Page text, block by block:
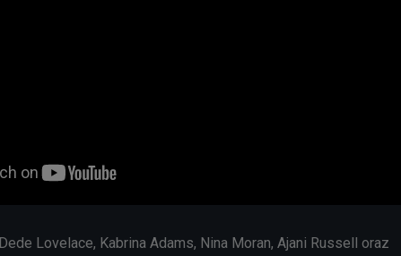
Dede Lovelace, Kabrina Adams, Nina Moran, Ajani Russell
oraz